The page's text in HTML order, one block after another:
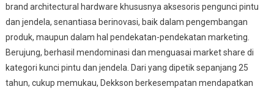
brand architectural hardware khususnya aksesoris pengunci pintu
dan jendela, senantiasa berinovasi, baik dalam pengembangan
produk, maupun dalam hal pendekatan-pendekatan marketing.
Berujung, berhasil mendominasi dan menguasai market share di
kategori kunci pintu dan jendela. Dari yang dipetik sepanjang 25
tahun, cukup memukau, Dekkson berkesempatan mendapatkan